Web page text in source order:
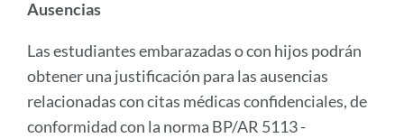
Ausencias
Las estudiantes embarazadas o con hijos podrán
obtener una justificación para las ausencias
relacionadas con citas médicas confidenciales, de
conformidad con la norma BP/AR 5113 -